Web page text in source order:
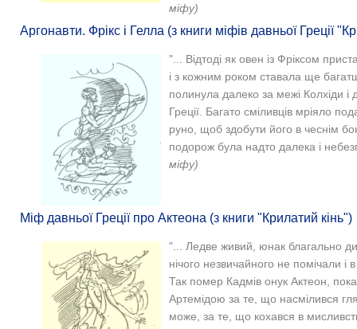
міфу)
Аргонавти. Фрікс і Гелла (з книги міфів давньої Греції
"... Відтоді як овен із Фріксом
і з кожним роком ставала ще
полинула далеко за межі Колхіди і
Греції. Багато сміливців мріяло
руно, щоб здобути його в чеснім
подорож була надто далека і
міфу)
Міф давньої Греції про Актеона (з книги "Крилатий кінь")
"... Ледве живий, юнак благально
нічого незвичайного не помічали і
Так помер Кадмів онук Актеон,
Артемідою за те, що насмілився
може, за те, що кохався в